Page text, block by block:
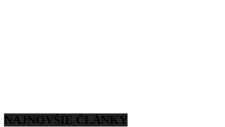
NAJNOVŠIE ČLÁNKY